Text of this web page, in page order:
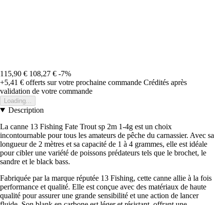
115,90 € 108,27 € -7%
+5,41 € offerts sur votre prochaine commande Crédités après
validation de votre commande
Loading...
Description
La canne 13 Fishing Fate Trout sp 2m 1-4g est un choix
incontournable pour tous les amateurs de pêche du carnassier. Avec sa
longueur de 2 mètres et sa capacité de 1 à 4 grammes, elle est idéale
pour cibler une variété de poissons prédateurs tels que le brochet, le
sandre et le black bass.
Fabriquée par la marque réputée 13 Fishing, cette canne allie à la fois
performance et qualité. Elle est conçue avec des matériaux de haute
qualité pour assurer une grande sensibilité et une action de lancer